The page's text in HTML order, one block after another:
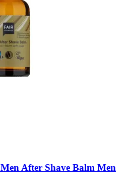
Men After Shave Balm Men